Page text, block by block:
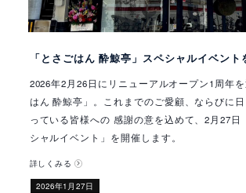
「とさごはん 酔鯨亭」スペシャルイベント
2026年2月26日にリニューアルオープン1周年
はん 酔鯨亭」。これまでのご愛顧、ならびに
っている皆様への 感謝の意を込めて、2月27日
シャルイベント」を開催します。
詳しくみる
​2026年1月27日